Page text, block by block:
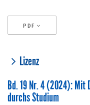
PDF
Artikeldetails
Lizenz
Bd. 19 Nr. 4 (2024): Mit
durchs Studium